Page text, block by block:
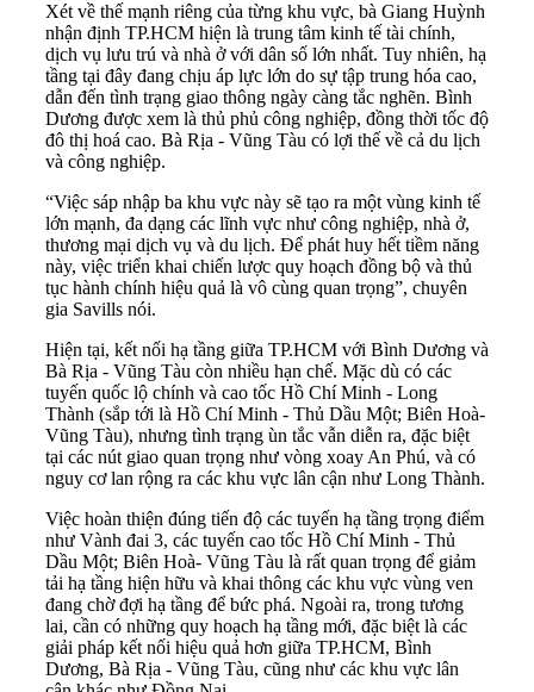
Xét về thế mạnh riêng của từng khu vực, bà Giang Huỳnh
nhận định TP.HCM hiện là trung tâm kinh tế tài chính,
dịch vụ lưu trú và nhà ở với dân số lớn nhất. Tuy nhiên, hạ
tầng tại đây đang chịu áp lực lớn do sự tập trung hóa cao,
dẫn đến tình trạng giao thông ngày càng tắc nghẽn. Bình
Dương được xem là thủ phủ công nghiệp, đồng thời tốc độ
đô thị hoá cao. Bà Rịa - Vũng Tàu có lợi thế về cả du lịch
và công nghiệp.
“Việc sáp nhập ba khu vực này sẽ tạo ra một vùng kinh tế
lớn mạnh, đa dạng các lĩnh vực như công nghiệp, nhà ở,
thương mại dịch vụ và du lịch. Để phát huy hết tiềm năng
này, việc triển khai chiến lược quy hoạch đồng bộ và thủ
tục hành chính hiệu quả là vô cùng quan trọng”, chuyên
gia Savills nói.
Hiện tại, kết nối hạ tầng giữa TP.HCM với Bình Dương và
Bà Rịa - Vũng Tàu còn nhiều hạn chế. Mặc dù có các
tuyến quốc lộ chính và cao tốc Hồ Chí Minh - Long
Thành (sắp tới là Hồ Chí Minh - Thủ Dầu Một; Biên Hoà-
Vũng Tàu), nhưng tình trạng ùn tắc vẫn diễn ra, đặc biệt
tại các nút giao quan trọng như vòng xoay An Phú, và có
nguy cơ lan rộng ra các khu vực lân cận như Long Thành.
Việc hoàn thiện đúng tiến độ các tuyến hạ tầng trọng điểm
như Vành đai 3, các tuyến cao tốc Hồ Chí Minh - Thủ
Dầu Một; Biên Hoà- Vũng Tàu là rất quan trọng để giảm
tải hạ tầng hiện hữu và khai thông các khu vực vùng ven
đang chờ đợi hạ tầng để bức phá. Ngoài ra, trong tương
lai, cần có những quy hoạch hạ tầng mới, đặc biệt là các
giải pháp kết nối hiệu quả hơn giữa TP.HCM, Bình
Dương, Bà Rịa - Vũng Tàu, cũng như các khu vực lân